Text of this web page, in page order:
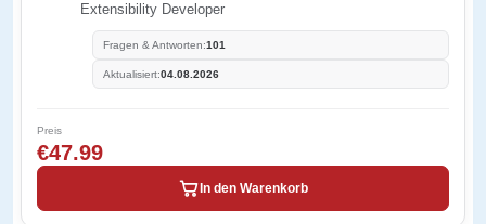
Extensibility Developer
Fragen & Antworten:101
Aktualisiert:04.08.2026
Preis
€47.99
In den Warenkorb